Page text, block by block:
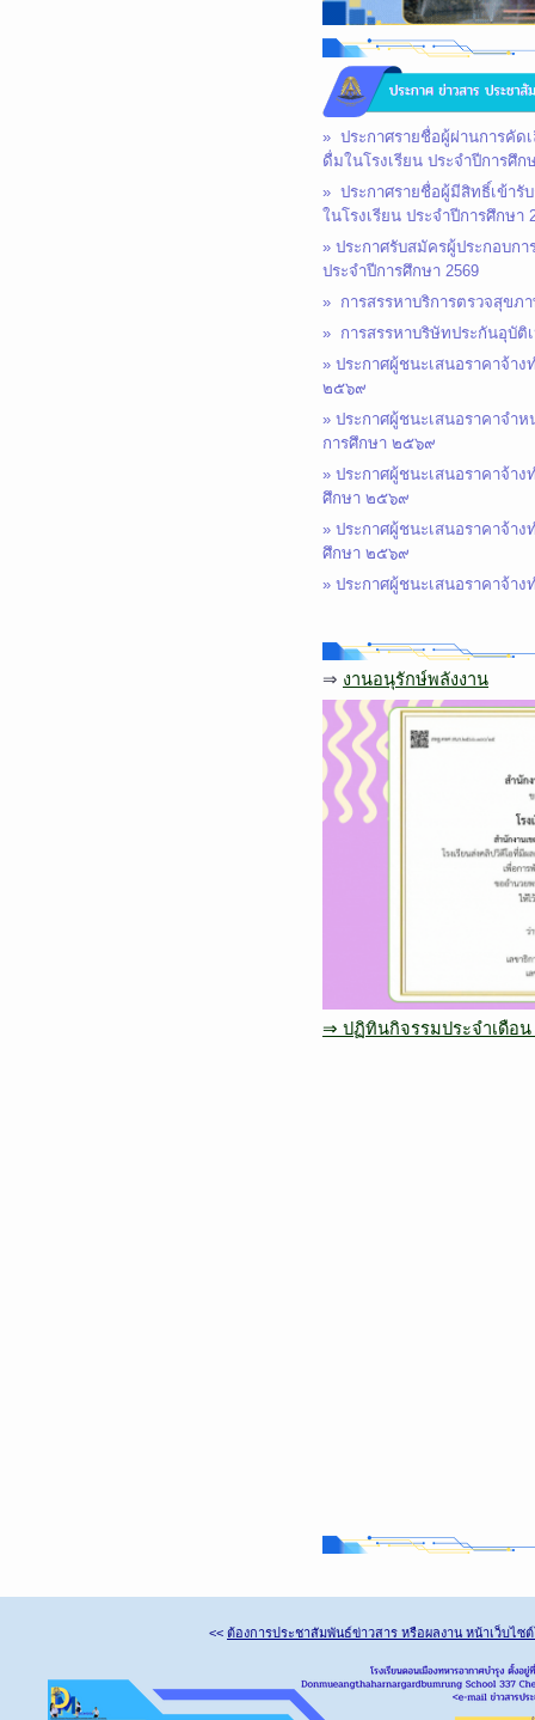
» ประกาศรายชื่อผู้ผ่านการคัด
ดื่มในโรงเรียน ประจำปีการศึก
» ประกาศรายชื่อผู้มีสิทธิ์เข้ารั
ในโรงเรียน ประจำปีการศึกษา
» ประกาศรับสมัครผู้ประกอบก
ประจำปีการศึกษา 2569
» การสรรหาบริการตรวจสุขภ
» การสรรหาบริษัทประกันอุบั
» ประกาศผู้ชนะเสนอราคาจ้าง
๒๕๖๙
» ประกาศผู้ชนะเสนอราคาจำ
การศึกษา ๒๕๖๙
» ประกาศผู้ชนะเสนอราคาจ้า
ศึกษา ๒๕๖๙
» ประกาศผู้ชนะเสนอราคาจ้า
ศึกษา ๒๕๖๙
» ประกาศผู้ชนะเสนอราคาจ้า
⇒ งานอนุรักษ์พลังงาน
⇒ ปฏิทินกิจรรมประจำเดือน
<< ต้องการประชาสัมพันธ์ข่าวสาร หรือผลงาน หน้าเว็บไซ